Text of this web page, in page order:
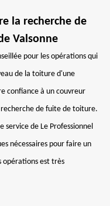
la recherche de
Valsonne
pour les opérations qui
de la toiture d'une
confiance à un couvreur
de fuite de toiture.
service de Le Professionnel
nécessaires pour faire un
opérations est très